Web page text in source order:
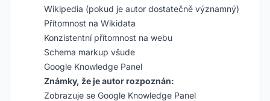
Wikipedia (pokud je autor dostatečně významný)
Přítomnost na Wikidata
Konzistentní přítomnost na webu
Schema markup všude
Google Knowledge Panel
Známky, že je autor rozpoznán:
Zobrazuje se Google Knowledge Panel